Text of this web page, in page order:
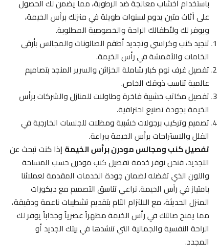
باستخدام أخشاب معالجة ضد الرطوبة، مما يضمن لك الحصول
على أثاث متين يدوم لسنوات طويلة في منزلك برأس الخيمة،
ويوفر لك ولأطفالك الراحة والخصوصية المطلوبة.
تنجيد كنب وكراسي وتجديد أطقم الصالونات والمجالس بأرقى
الخامات والأقمشة في رأس الخيمة.
تفصيل غرف نوم كبار شاملة الخزائن والسرير المنجد بتصاميم
عالمية تناسب ذوقك الخاص.
تفصيل مكاتب خشبية فاخرة وطاولات للمنازل والشركات برأس
الخيمة بجودة تصنيع احترافية.
تصميم وتركيب برجولات خشبية ومظلات للجلسات الخارجية في
الفلل والاستراحات برأس الخيمة ببراعة.
تفصيل كنب ومجالس مودرن برأس الخيمةإذا كنت تبحث عن
التجديد، فنحن نوفر خدمة تفصيل كنب مودرن حسب المساحة
واللون الذي تفضله لضمان جودة الخدمات المقدمة لعملائنا
بامتياز في رأس الخيمة. نراعي تناسق التصميم مع ديكورات
المنزل الحديثة، مع الالتزام التام بتقديم تشطيبات ناعمة ودقيقة،
مما يمنح صالتك في رأس الخيمة مظهراً عصرياً وجذاباً يوفر لك
الراحة النفسية والجمالية التي تنشدها في بيتك الجديد أو
المجدد.